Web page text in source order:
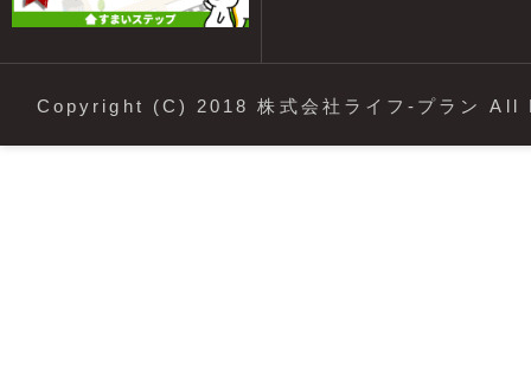
Copyright (C) 2018 株式会社ライフ-プラン